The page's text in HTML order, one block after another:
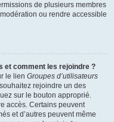
de plusieurs membres
ou rendre accessible
et comment les rejoindre ?
le lien Groupes d’utilisateurs
rejoindre un des
sur le bouton approprié.
accès. Certains peuvent
et d’autres peuvent même